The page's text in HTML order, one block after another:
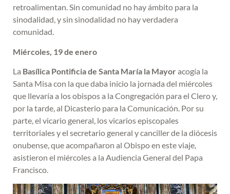
retroalimentan. Sin comunidad no hay ámbito para la
sinodalidad, y sin sinodalidad no hay verdadera
comunidad.
Miércoles, 19 de enero
La Basílica Pontificia de Santa María la Mayoracogía la
Santa Misa con la que daba inicio la jornada del miércoles
que llevaría a los obispos a la Congregación para el Clero y,
por la tarde, al Dicasterio para la Comunicación. Por su
parte, el vicario general, los vicarios episcopales
territoriales y el secretario general y canciller de la diócesis
onubense, que acompañaron al Obispo en este viaje,
asistieron el miércoles a la Audiencia General del Papa
Francisco.